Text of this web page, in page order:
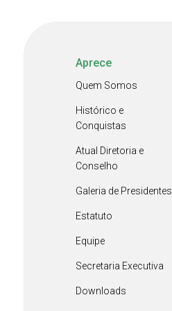
Aprece
Quem Somos
Histórico e
Conquistas
Atual Diretoria e
Conselho
Galeria de Presidentes
Estatuto
Equipe
Secretaria Executiva
Downloads